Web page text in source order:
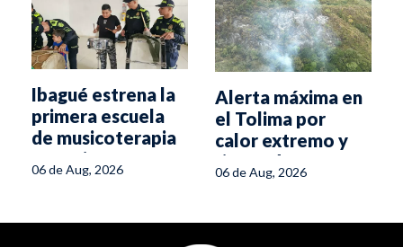
Ibagué estrena la
primera escuela
de musicoterapia
para niños con
discapacidad
06 de Aug, 2026
Alerta máxima en
el Tolima por
calor extremo y
riesgo de
incendios
06 de Aug, 2026